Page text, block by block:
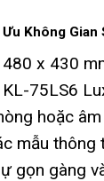
Không Gian
x 430
75LS6
hoặc
mẫu thông
gọn gàng